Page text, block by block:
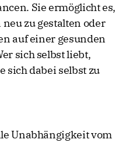
Sie ermöglicht es,
zu gestalten oder
auf einer gesunden
sich selbst liebt,
sich dabei selbst zu
Unabhängigkeit vom